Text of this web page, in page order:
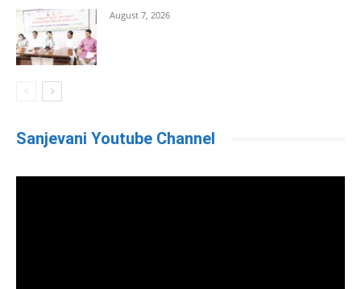
August 7, 2026
Sanjevani Youtube Channel